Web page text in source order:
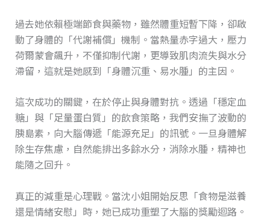
過去她依賴極端節食與藥物，雖然體重短暫下降，卻啟
動了身體的「代謝補償」機制。當熱量赤字過大，壓力
荷爾蒙會飆升，不僅抑制代謝，更導致肌肉流失與水分
滯留，這就是她感到「身體沉重、易水腫」的主因。
這次成功的關鍵，在於停止與身體對抗。透過「穩定血
糖」與「足量蛋白質」的飲食策略，我們安撫了波動的
胰島素，向大腦傳遞「能源充足」的訊號。一旦身體解
除生存焦慮，自然能排出多餘水分，消除水腫，精神也
能隨之回升。
真正的減重是心理戰。當沈小姐開始反思「食物是滋養
還是情緒安慰」時，她已成功重塑了大腦的獎勵迴路。